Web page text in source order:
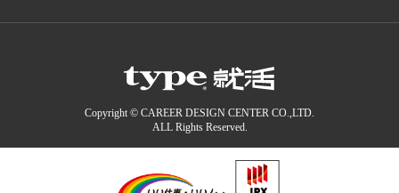
Copyright © CAREER DESIGN CENTER CO.,LTD.
ALL Rights Reserved.